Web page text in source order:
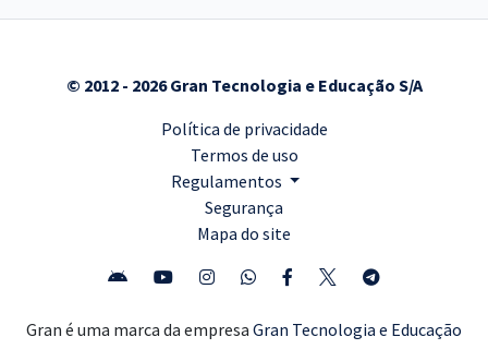
© 2012 - 2026 Gran Tecnologia e Educação S/A
Política de privacidade
Termos de uso
Regulamentos
Segurança
Mapa do site
Gran é uma marca da empresa Gran Tecnologia e Educação